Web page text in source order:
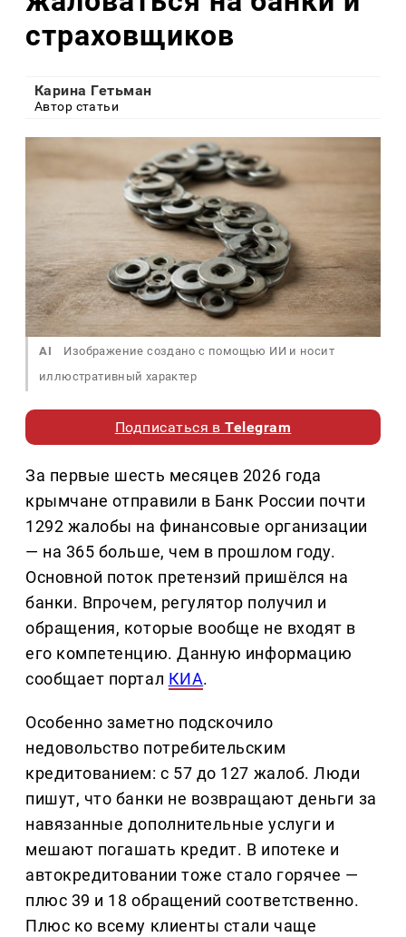
страховщиков
Карина Гетьман
Автор статьи
AI
Изображение создано с помощью ИИ и носит
иллюстративный характер
Подписаться вTelegram
За первые шесть месяцев 2026 года
крымчане отправили в Банк России почти
1292 жалобы на финансовые организации
— на 365 больше, чем в прошлом году.
Основной поток претензий пришёлся на
банки. Впрочем, регулятор получил и
обращения, которые вообще не входят в
его компетенцию. Данную информацию
сообщает портал КИА.
Особенно заметно подскочило
недовольство потребительским
кредитованием: с 57 до 127 жалоб. Люди
пишут, что банки не возвращают деньги за
навязанные дополнительные услуги и
мешают погашать кредит. В ипотеке и
автокредитовании тоже стало горячее —
плюс 39 и 18 обращений соответственно.
Плюс ко всему клиенты стали чаще